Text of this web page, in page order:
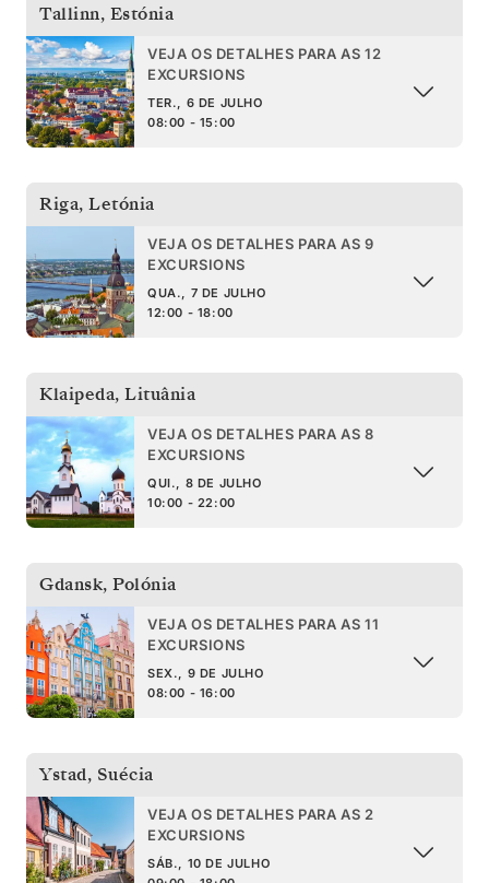
Tallinn, Estónia
VEJA OS DETALHES PARA AS 12
EXCURSIONS
TER., 6 DE JULHO
08:00 - 15:00
Riga, Letónia
VEJA OS DETALHES PARA AS 9
EXCURSIONS
QUA., 7 DE JULHO
12:00 - 18:00
Klaipeda, Lituânia
VEJA OS DETALHES PARA AS 8
EXCURSIONS
QUI., 8 DE JULHO
10:00 - 22:00
Gdansk, Polónia
VEJA OS DETALHES PARA AS 11
EXCURSIONS
SEX., 9 DE JULHO
08:00 - 16:00
Ystad, Suécia
VEJA OS DETALHES PARA AS 2
EXCURSIONS
SÁB., 10 DE JULHO